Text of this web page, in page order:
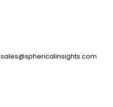
sales@sphericalinsights.com